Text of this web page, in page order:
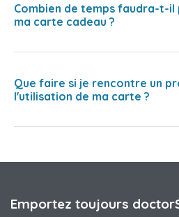
Combien de temps faudra-t-
ma carte cadeau ?
Que faire si je rencontre un
l'utilisation de ma carte ?
Emportez toujours